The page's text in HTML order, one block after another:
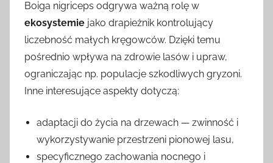
Boiga nigriceps odgrywa ważną rolę w
ekosystemie jako drapieżnik kontrolujący
liczebność małych kręgowców. Dzięki temu
pośrednio wpływa na zdrowie lasów i upraw,
ograniczając np. populacje szkodliwych gryzoni.
Inne interesujące aspekty dotyczą:
adaptacji do życia na drzewach — zwinność i
wykorzystywanie przestrzeni pionowej lasu,
specyficznego zachowania nocnego i